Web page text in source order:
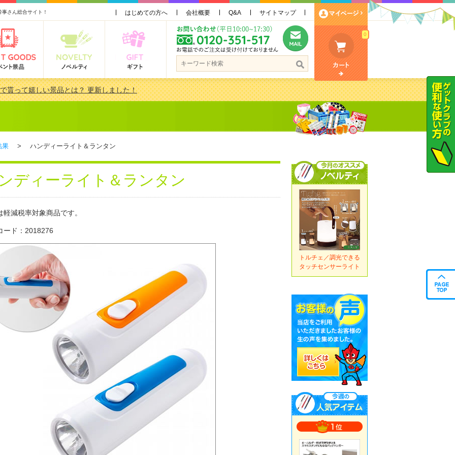
さん総合サイト！ はじめての方へ 会社概要 Q&A サイトマップ
0
貰って嬉しい景品とは？ 更新しました！
3000円未満［2000円～2999円編］もらってうれしい人気ラ…
果 > ハンディーライト＆ランタン
ディーライト＆ランタン
減税率対象商品です。
ード：2018276
トルチェ／調光できる
タッチセンサーライト